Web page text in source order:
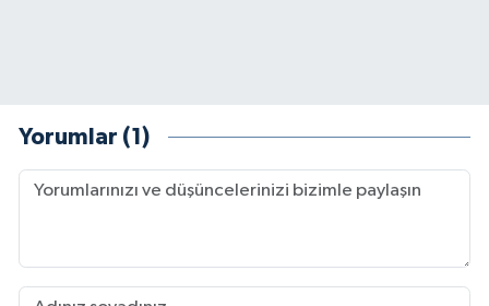
Yorumlar (1)